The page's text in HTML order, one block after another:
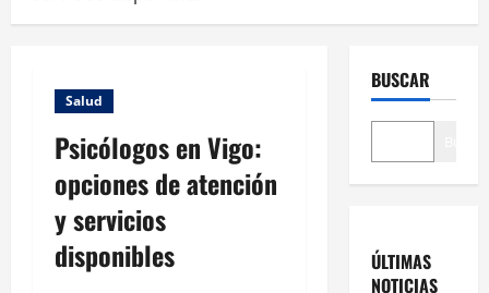
Salud
Psicólogos en Vigo:
opciones de atención
y servicios
disponibles
BUSCAR
ÚLTIMAS
NOTICIAS